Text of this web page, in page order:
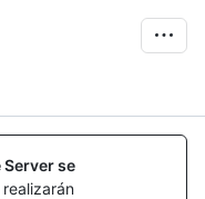
se
realizarán